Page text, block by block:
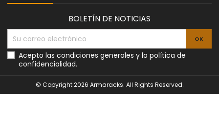
BOLETÍN DE NOTICIAS
Acepto las condiciones generales y la política de
confidencialidad.
© Copyright 2026 Armaracks. All Rights Reserved.